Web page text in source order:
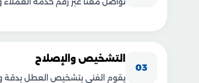
03
التشخيص والإصلاح
يقوم الفني بتشخيص العطل بدقة